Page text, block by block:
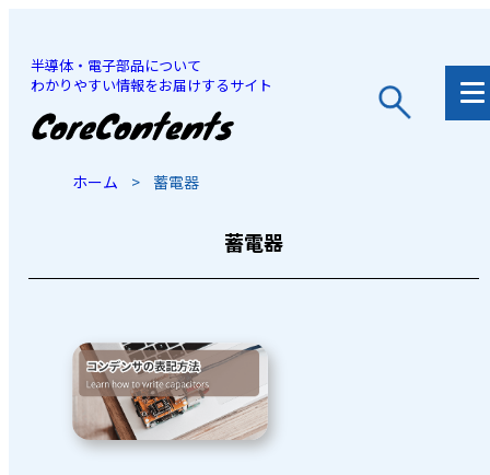
半導体・電子部品について
わかりやすい情報をお届けするサイト
JP
ホーム > 蓄電器
蓄電器